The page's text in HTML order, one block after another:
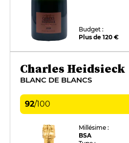
Budget :
Plus de 120 €
Charles Heidsieck
BLANC DE BLANCS
92/100
Millésime :
BSA